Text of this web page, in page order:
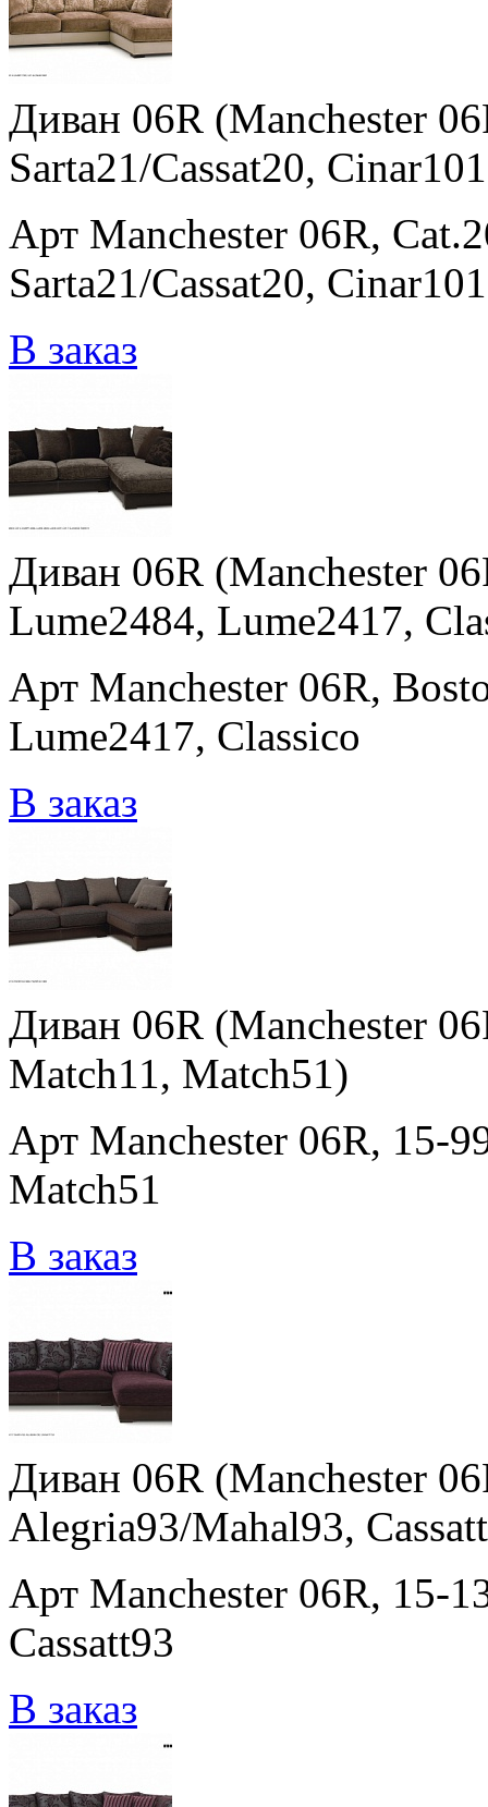
Диван 06R (Manchester
Sarta21/Cassat20,
Арт Manchester 06R,
Sarta21/Cassat20,
В заказ
Диван 06R (Manchester
Lume2484, Lume2417,
Арт Manchester 06R,
Lume2417, Classico
В заказ
Диван 06R (Manchester
Match11, Match51)
Арт Manchester 06R, 15-
Match51
В заказ
Диван 06R (Manchester
Alegria93/Mahal93,
Арт Manchester 06R, 15-
Cassatt93
В заказ